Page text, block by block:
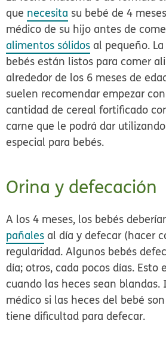
que necesita su bebé de 4
médico de su hijo antes de
alimentos sólidos al pequeño.
bebés están listos para comer
alrededor de los 6 meses de
suelen recomendar empezar
cantidad de cereal fortificado
carne que le podrá dar
especial para bebés.
Orina y defecación
A los 4 meses, los bebés
pañales al día y defecar (hacer
regularidad. Algunos bebés
día; otros, cada pocos días. Esto
cuando las heces sean blandas.
médico si las heces del bebé
tiene dificultad para defecar.